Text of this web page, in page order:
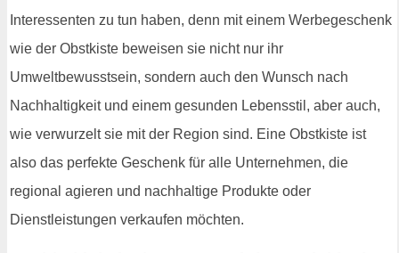
Interessenten zu tun haben, denn mit einem Werbegeschenk
wie der Obstkiste beweisen sie nicht nur ihr
Umweltbewusstsein, sondern auch den Wunsch nach
Nachhaltigkeit und einem gesunden Lebensstil, aber auch,
wie verwurzelt sie mit der Region sind. Eine Obstkiste ist
also das perfekte Geschenk für alle Unternehmen, die
regional agieren und nachhaltige Produkte oder
Dienstleistungen verkaufen möchten.